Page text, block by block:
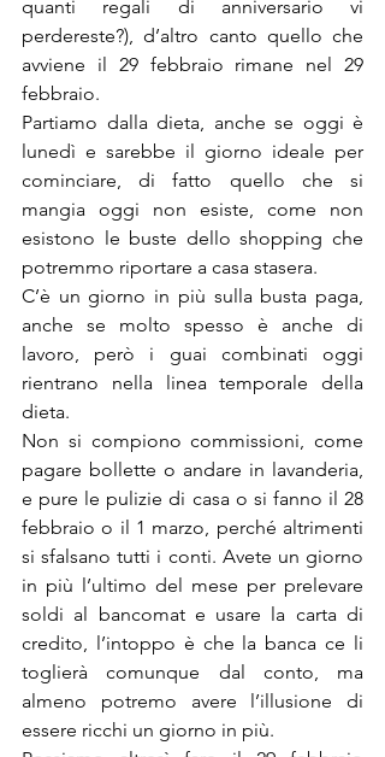
quanti regali di anniversario vi
perdereste?), d’altro canto quello che
avviene il 29 febbraio rimane nel 29
febbraio.
Partiamo dalla dieta, anche se oggi è
lunedì e sarebbe il giorno ideale per
cominciare, di fatto quello che si
mangia oggi non esiste, come non
esistono le buste dello shopping che
potremmo riportare a casa stasera.
C’è un giorno in più sulla busta paga,
anche se molto spesso è anche di
lavoro, però i guai combinati oggi
rientrano nella linea temporale della
dieta.
Non si compiono commissioni, come
pagare bollette o andare in lavanderia,
e pure le pulizie di casa o si fanno il 28
febbraio o il 1 marzo, perché altrimenti
si sfalsano tutti i conti. Avete un giorno
in più l’ultimo del mese per prelevare
soldi al bancomat e usare la carta di
credito, l’intoppo è che la banca ce li
toglierà comunque dal conto, ma
almeno potremo avere l’illusione di
essere ricchi un giorno in più.